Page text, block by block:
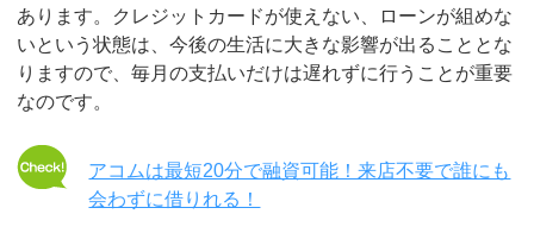
あります。クレジットカードが使えない、ローンが組めな
いという状態は、今後の生活に大きな影響が出ることとな
りますので、毎月の支払いだけは遅れずに行うことが重要
なのです。
アコムは最短20分で融資可能！来店不要で誰にも
会わずに借りれる！